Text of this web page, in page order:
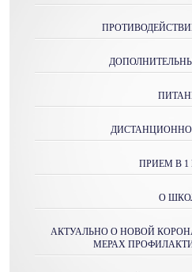
ПРИЕМ В 1
О
АКТУАЛЬНО О НОВОЙ
МЕРАХ